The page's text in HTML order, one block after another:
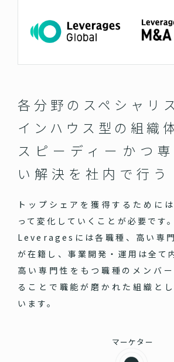
マーケター
各分野のスペシャリ
インハウス型の組織
スピーディーかつ
い 解決を社内で行う
トップシェアを獲得するために
って変化していくことが必要です。
Leveragesには各職種、高い専
が在籍し、事業開発・運用は全て
高い専門性をもつ職種のメンバ
ることで職能が磨かれた組織と
います。